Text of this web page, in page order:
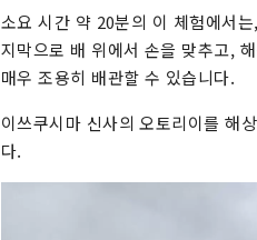
소요 시간 약 20분의 이 체험에서
지막으로 배 위에서 손을 맞추고,
매우 조용히 배관할 수 있습니다.
이쓰쿠시마 신사의 오토리이를 해
다.